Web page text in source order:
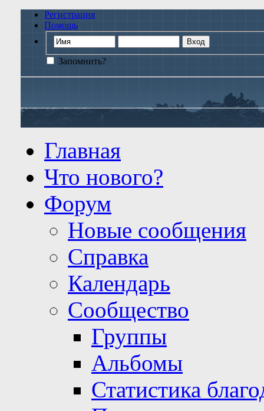
Регистрация
Помощь
Запомнить?
Главная
Что нового?
Форум
Новые сообщения
Справка
Календарь
Сообщество
Группы
Альбомы
Статистика